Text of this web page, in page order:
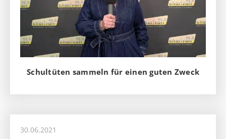
Schultüten sammeln für einen guten Zweck
30.06.2021